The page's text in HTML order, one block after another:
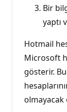
Bir
yaptı
Hotmail
Microsoft
gösterir.
olmayacak